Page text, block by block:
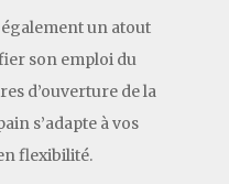
un atout
son emploi du
d’ouverture de la
s’adapte à vos
flexibilité.